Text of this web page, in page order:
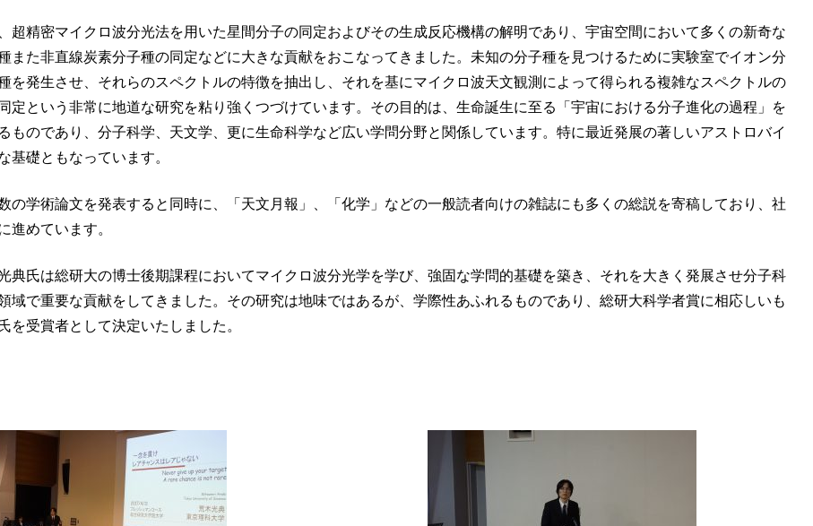
超精密マイクロ波分光法を用いた星間分子の同定およびその生成反応機構の解明であり、宇宙空間において多くの新奇な
また非直線炭素分子種の同定などに大きな貢献をおこなってきました。未知の分子種を見つけるために実験室でイオン分
を発生させ、それらのスペクトルの特徴を抽出し、それを基にマイクロ波天文観測によって得られる複雑なスペクトルの
定という非常に地道な研究を粘り強くつづけています。その目的は、生命誕生に至る「宇宙における分子進化の過程」を
ものであり、分子科学、天文学、更に生命科学など広い学問分野と関係しています。特に最近発展の著しいアストロバイ
基礎ともなっています。
の学術論文を発表すると同時に、「天文月報」、「化学」などの一般読者向けの雑誌にも多くの総説を寄稿しており、社
進めています。
典氏は総研大の博士後期課程においてマイクロ波分光学を学び、強固な学問的基礎を築き、それを大きく発展させ分子科
域で重要な貢献をしてきました。その研究は地味ではあるが、学際性あふれるものであり、総研大科学者賞に相応しいも
を受賞者として決定いたしました。